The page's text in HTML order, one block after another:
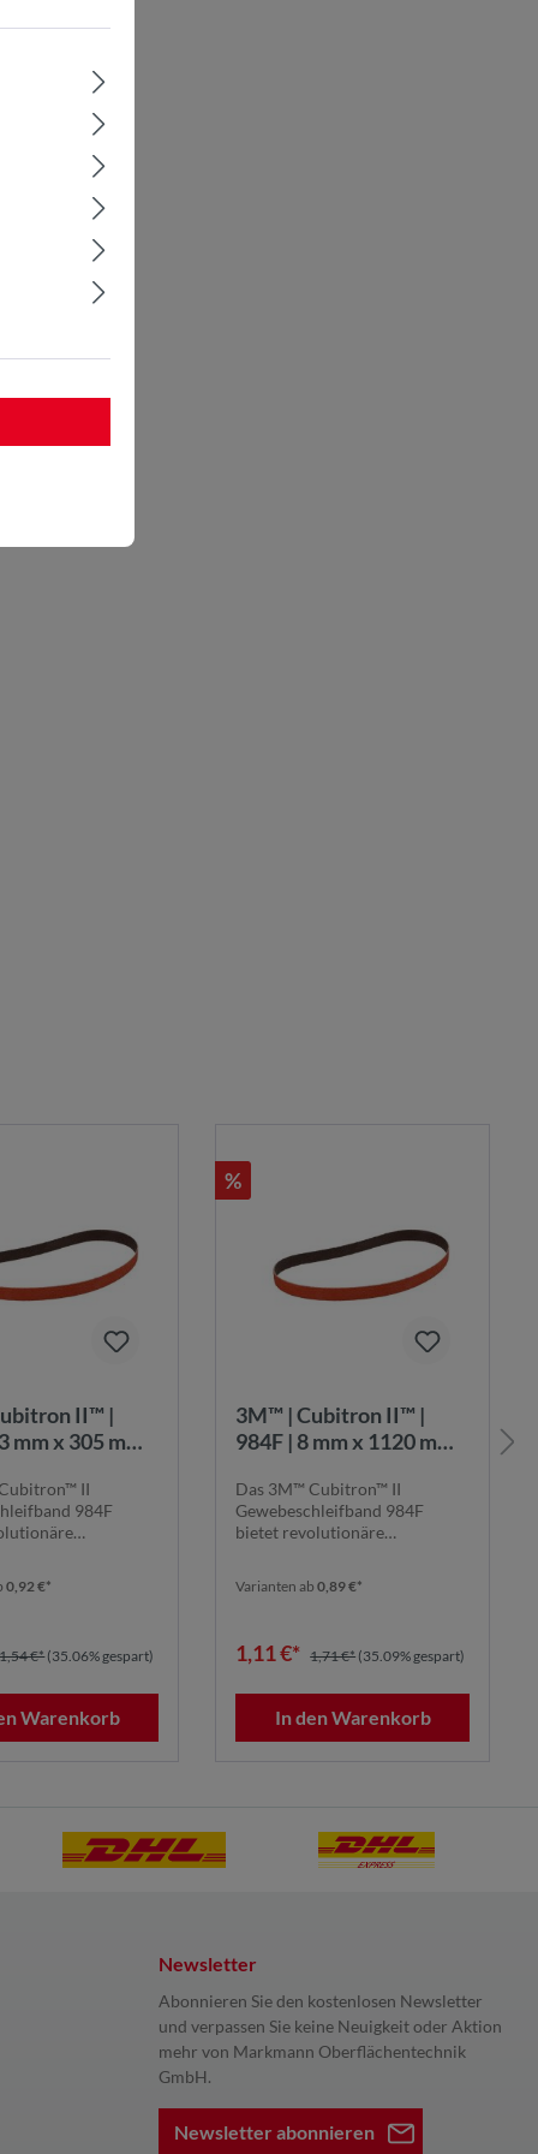
mm x 305 mm |
|
II
984F
0,92 €*
1,54 €*(35.06% gespart)
Warenkorb
%
3M™ | Cubitron II™ |
984F | 8 mm x 1120 mm |
Gewebeschleifband |
7100044211
Das 3M™ Cubitron™ II
Gewebeschleifband 984F
bietet revolutionäre
Varianten ab 0,89 €*
1,11 €* 1,71 €* (35.09% gespart)
In den Warenkorb
Newsletter
Abonnieren Sie den kostenlosen Newsletter
und verpassen Sie keine Neuigkeit oder Aktion
mehr von Markmann Oberflächentechnik
GmbH.
Newsletter abonnieren